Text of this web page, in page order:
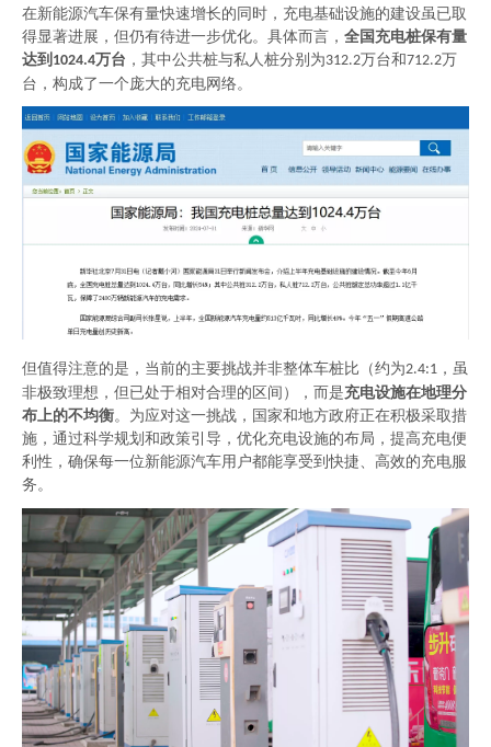
在新能源汽车保有量快速增长的同时，充电基础设施的建设虽已取
得显著进展，但仍有待进一步优化。具体而言， 全国充电桩保有量
达到 1024.4万台 ，其中公共桩与私人桩分别为312.2万台和712.2万
台，构成了一个庞大的充电网络。
但值得注意的是，当前的主要挑战并非整体车桩比（约为2.4:1 ，虽
非极致理想，但已处于相对合理的区间），而是充电设施在地理分
布上的不均衡。为应对这一挑战，国家和地方政府正在积极采取措
施，通过科学规划和政策引导，优化充电设施的布局，提高充电便
利性，确保每一位新能源汽车用户都能享受到快捷、高效的充电服
务。